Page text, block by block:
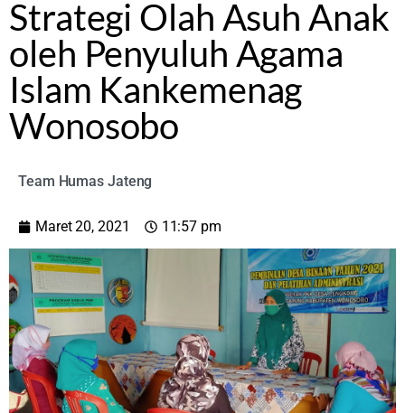
Strategi Olah Asuh Anak
oleh Penyuluh Agama
Islam Kankemenag
Wonosobo
Team Humas Jateng
Maret 20, 2021 11:57 pm